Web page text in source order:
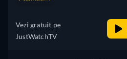
Vezi gratuit pe
JustWatchTV